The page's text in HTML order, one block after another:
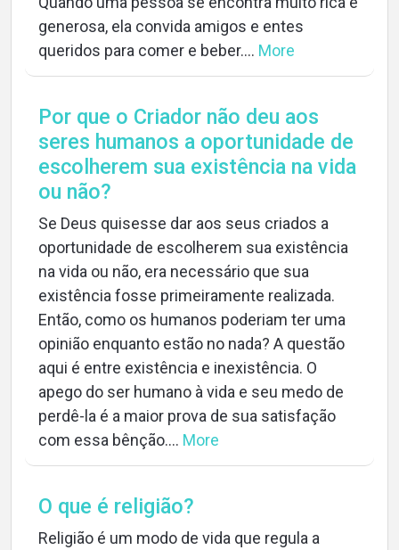
generosa, ela convida amigos e entes
queridos para comer e beber.... More
Por que o Criador não deu aos
seres humanos a oportunidade de
escolherem sua existência na vida
ou não?
Se Deus quisesse dar aos seus criados a
oportunidade de escolherem sua existência
na vida ou não, era necessário que sua
existência fosse primeiramente realizada.
Então, como os humanos poderiam ter uma
opinião enquanto estão no nada? A questão
aqui é entre existência e inexistência. O
apego do ser humano à vida e seu medo de
perdê-la é a maior prova de sua satisfação
com essa bênção.... More
O que é religião?
Religião é um modo de vida que regula a